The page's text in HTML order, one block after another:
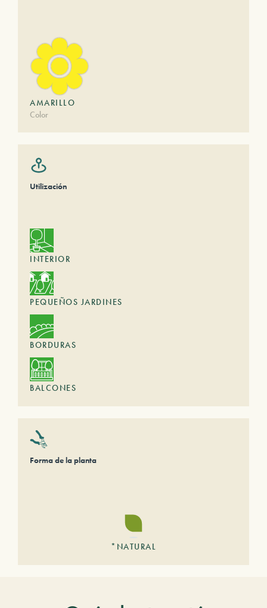
AMARILLO
Color
Utilización
INTERIOR
PEQUEÑOS JARDINES
BORDURAS
BALCONES
Forma de la planta
*NATURAL